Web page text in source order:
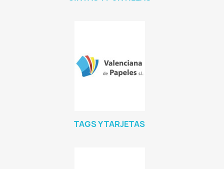
TAGS Y TARJETAS